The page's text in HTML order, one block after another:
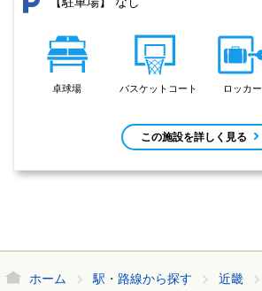
卓球場 バスケットコート ロッカー
この施設を詳しく見る
ホーム 駅・路線から探す 近畿